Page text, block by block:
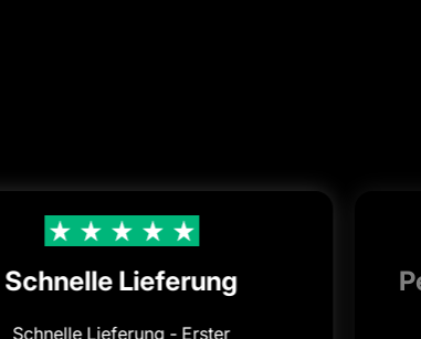
Schnelle Lieferung
Schnelle Lieferung - Erster